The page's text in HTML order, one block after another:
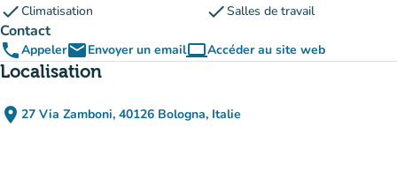
checkClimatisation checkSalles de travail
Contact
phoneAppeleremailEnvoyer un emailcomputerAccéder au site web
(nouvel onglet)
Localisation
place 27 Via Zamboni, 40126 Bologna, Italie
(ouvrir dans Google Maps)
(nouvel onglet)